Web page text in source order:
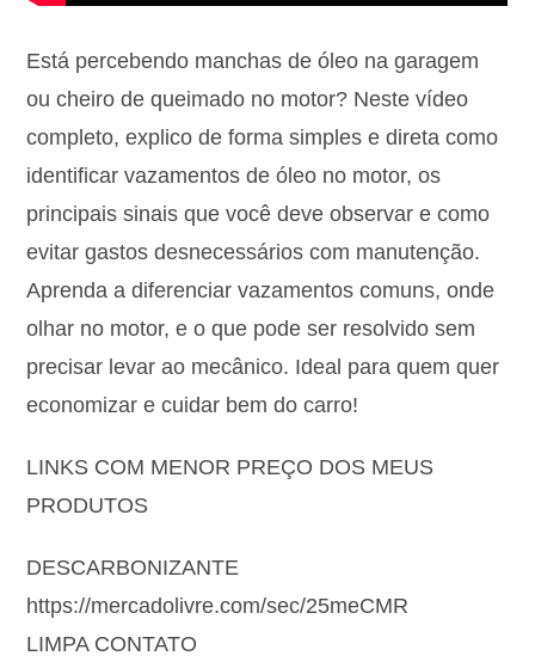
Está percebendo manchas de óleo na garagem
ou cheiro de queimado no motor? Neste vídeo
completo, explico de forma simples e direta como
identificar vazamentos de óleo no motor, os
principais sinais que você deve observar e como
evitar gastos desnecessários com manutenção.
Aprenda a diferenciar vazamentos comuns, onde
olhar no motor, e o que pode ser resolvido sem
precisar levar ao mecânico. Ideal para quem quer
economizar e cuidar bem do carro!
LINKS COM MENOR PREÇO DOS MEUS
PRODUTOS
DESCARBONIZANTE
https://mercadolivre.com/sec/25meCMR
LIMPA CONTATO